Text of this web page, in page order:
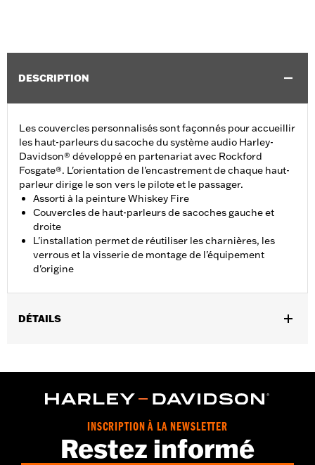
DESCRIPTION
Les couvercles personnalisés sont façonnés pour accueillir
les haut-parleurs du sacoche du système audio Harley-
Davidson® développé en partenariat avec Rockford
Fosgate®. L'orientation de l'encastrement de chaque haut-
parleur dirige le son vers le pilote et le passager.
Assorti à la peinture Whiskey Fire
Couvercles de haut-parleurs de sacoches gauche et
droite
L'installation permet de réutiliser les charnières, les
verrous et la visserie de montage de l'équipement
d'origine
DÉTAILS
équipés de haut-parleurs de sacoches P/N 76001291, 76001292
ou 76001299 du système Audio Harley-Davidson développé par
Rockford Fosgate.
GARANTIE:Garantie limitée d'un an - Rendez-vous sur
d.com/warrantypour plus de détails
INSCRIPTION À LA NEWSLETTER
Restez informé